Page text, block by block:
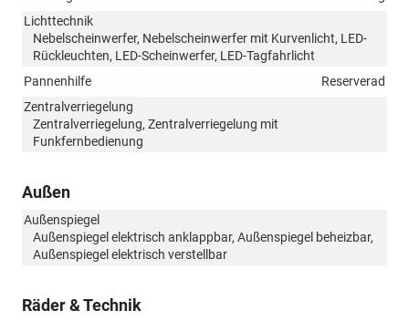
Lichttechnik
Nebelscheinwerfer, Nebelscheinwerfer mit Kurvenlicht, LED-
Rückleuchten, LED-Scheinwerfer, LED-Tagfahrlicht
Pannenhilfe
Reserverad
Zentralverriegelung
Zentralverriegelung, Zentralverriegelung mit
Funkfernbedienung
Außen
Außenspiegel
Außenspiegel elektrisch anklappbar, Außenspiegel beheizbar,
Außenspiegel elektrisch verstellbar
Räder & Technik